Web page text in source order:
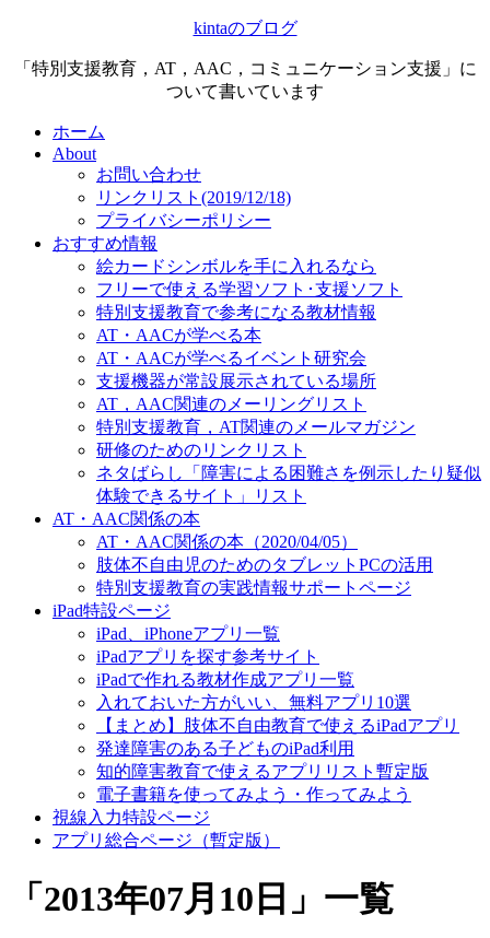
kintaのブログ
「特別支援教育，AT，AAC，コミュニケーション支援」に
ついて書いています
ホーム
About
お問い合わせ
リンクリスト(2019/12/18)
プライバシーポリシー
おすすめ情報
絵カードシンボルを手に入れるなら
フリーで使える学習ソフト･支援ソフト
特別支援教育で参考になる教材情報
AT・AACが学べる本
AT・AACが学べるイベント研究会
支援機器が常設展示されている場所
AT，AAC関連のメーリングリスト
特別支援教育，AT関連のメールマガジン
研修のためのリンクリスト
ネタばらし「障害による困難さを例示したり疑似
体験できるサイト」リスト
AT・AAC関係の本
AT・AAC関係の本（2020/04/05）
肢体不自由児のためのタブレットPCの活用
特別支援教育の実践情報サポートページ
iPad特設ページ
iPad、iPhoneアプリ一覧
iPadアプリを探す参考サイト
iPadで作れる教材作成アプリ一覧
入れておいた方がいい、無料アプリ10選
【まとめ】肢体不自由教育で使えるiPadアプリ
発達障害のある子どものiPad利用
知的障害教育で使えるアプリリスト暫定版
電子書籍を使ってみよう・作ってみよう
視線入力特設ページ
アプリ総合ページ（暫定版）
「 2013年07月10日 」 一覧